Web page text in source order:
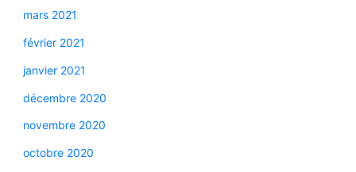
mars 2021
février 2021
janvier 2021
décembre 2020
novembre 2020
octobre 2020